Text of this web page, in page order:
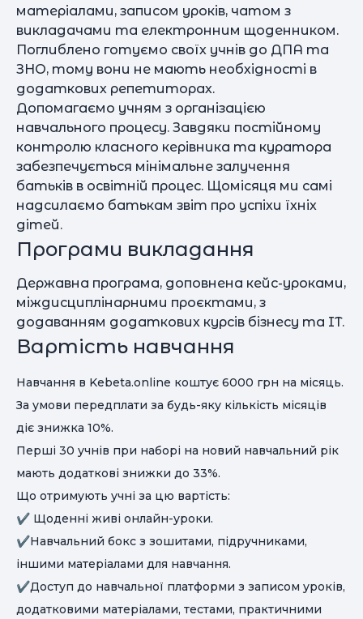
матеріалами, записом уроків, чатом з
викладачами та електронним щоденником.
Поглиблено готуємо своїх учнів до ДПА та
ЗНО, тому вони не мають необхідності в
додаткових репетиторах.
Допомагаємо учням з організацією
навчального процесу. Завдяки постійному
контролю класного керівника та куратора
забезпечується мінімальне залучення
батьків в освітній процес. Щомісяця ми самі
надсилаємо батькам звіт про успіхи їхніх
дітей.
Програми викладання
Державна програма, доповнена кейс-уроками,
міждисциплінарними проєктами, з
додаванням додаткових курсів бізнесу та IT.
Вартість навчання
Навчання в Kebeta.online коштує 6000 грн на місяць.
За умови передплати за будь-яку кількість місяців
діє знижка 10%.
Перші 30 учнів при наборі на новий навчальний рік
мають додаткові знижки до 33%.
Що отримують учні за цю вартість:
✔️ Щоденні живі онлайн-уроки.
✔️Навчальний бокс з зошитами, підручниками,
іншими матеріалами для навчання.
✔️Доступ до навчальної платформи з записом уроків,
додатковими матеріалами, тестами, практичними